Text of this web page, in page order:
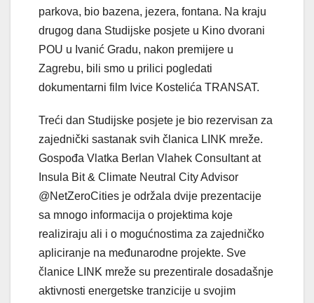
parkova, bio bazena, jezera, fontana. Na kraju
drugog dana Studijske posjete u Kino dvorani
POU u Ivanić Gradu, nakon premijere u
Zagrebu, bili smo u prilici pogledati
dokumentarni film Ivice Kostelića TRANSAT.
Treći dan Studijske posjete je bio rezervisan za
zajednički sastanak svih članica LINK mreže.
Gospođa Vlatka Berlan Vlahek Consultant at
Insula Bit & Climate Neutral City Advisor
@NetZeroCities je održala dvije prezentacije
sa mnogo informacija o projektima koje
realiziraju ali i o mogućnostima za zajedničko
apliciranje na međunarodne projekte. Sve
članice LINK mreže su prezentirale dosadašnje
aktivnosti energetske tranzicije u svojim